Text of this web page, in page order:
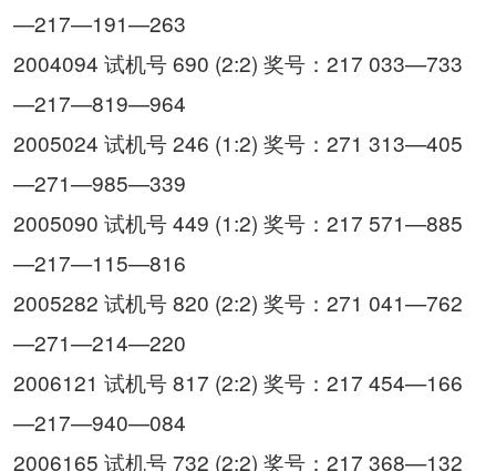
—217—191—263
2004094 试机号 690 (2:2) 奖号：217 033—733
—217—819—964
2005024 试机号 246 (1:2) 奖号：271 313—405
—271—985—339
2005090 试机号 449 (1:2) 奖号：217 571—885
—217—115—816
2005282 试机号 820 (2:2) 奖号：271 041—762
—271—214—220
2006121 试机号 817 (2:2) 奖号：217 454—166
—217—940—084
2006165 试机号 732 (2:2) 奖号：217 368—132